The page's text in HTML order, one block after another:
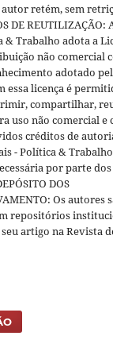
autor retém, sem
DE REUTILIZAÇÃO:
& Trabalho adota a
não comercial
adotado
essa licença é
compartilhar,
uso não comercial e
créditos de
- Política &
por parte
DOS
Os autores
repositórios
artigo na Revista